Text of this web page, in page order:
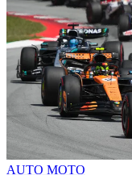
AUTO MOTO